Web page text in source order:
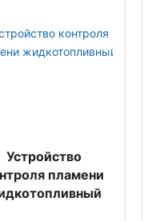
Устройство
пламени